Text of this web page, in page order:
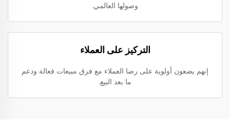
وصولها العالمي.
التركيز على العملاء
إنهم يضعون أولوية على رضا العملاء مع فرق مبيعات فعالة ودعم
ما بعد البيع.